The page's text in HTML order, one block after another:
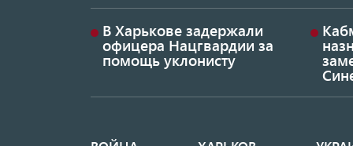
В Харькове задержали
офицера Нацгвардии за
помощь уклонисту